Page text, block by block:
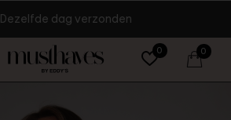
0 0
Dezelfde dag verzonden